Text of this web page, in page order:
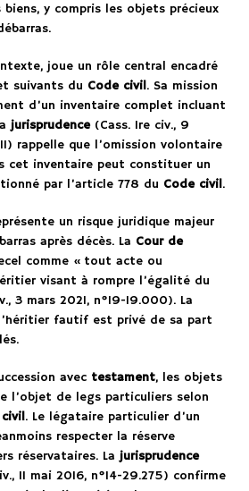
y compris les objets précieux
joue un rôle central encadré
suivants du Code civil. Sa mission
d’un inventaire complet incluant
jurisprudence(Cass. 1re civ., 9
rappelle que l’omission volontaire
cet inventaire peut constituer un
par l’article 778 du Code civil.
un risque juridique majeur
après décès. La Cour de
comme « tout acte ou
visant à rompre l’égalité du
3 mars 2021, n°19-19.000). La
fautif est privé de sa part
avec testament, les objets
l’objet de legs particuliers selon
. Le légataire particulier d’un
respecter la réserve
réservataires. Lajurisprudence
11 mai 2016, n°14-29.275) confirme